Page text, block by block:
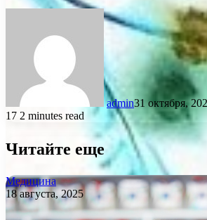
admin31 октября,
17 2 minutes read
Читайте еще
Медицина
18 августа, 2025